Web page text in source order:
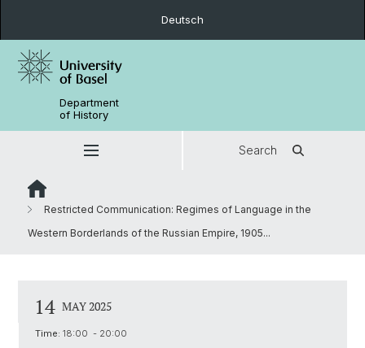
Deutsch
Department
of History
Search
Restricted Communication: Regimes of Language in the
Western Borderlands of the Russian Empire, 1905...
14 MAY 2025
Time: 18:00 - 20:00